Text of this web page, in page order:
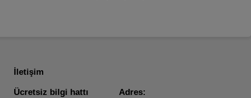
İletişim
Ücretsiz bilgi hattı Adres: